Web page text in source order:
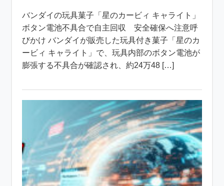
バンダイの玩具菓子「星のカービィ キャライト」
ボタン電池不具合で自主回収 安全確保へ注意呼
びかけ バンダイが販売した玩具付き菓子「星のカ
ービィ キャライト」で、玩具内部のボタン電池が
膨張する不具合が確認され、約24万48 […]